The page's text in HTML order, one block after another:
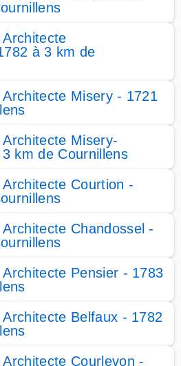
à 3 km de
Misery - 1721
Misery-
km de Cournillens
Courtion -
Chandossel -
Pensier - 1783
Belfaux - 1782
Courlevon -